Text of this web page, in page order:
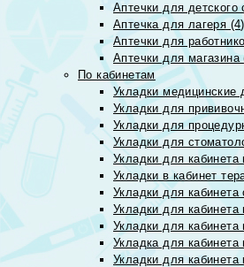
Аптечки для детского
Аптечка для лагеря (4)
Аптечки для
Аптечки для магазина
По кабинетам
Укладки
Укладки для
Укладки для
Укладки для
Укладки для
Укладки в кабинет
Укладки для кабинета
Укладки для кабинета
Укладки для кабинета
Укладка для кабинета
Укладки для кабинета